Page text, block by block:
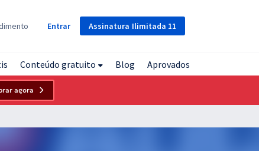
Assinatura Ilimitada 11
Entrar
Conteúdo gratuito Blog Aprovados
agora